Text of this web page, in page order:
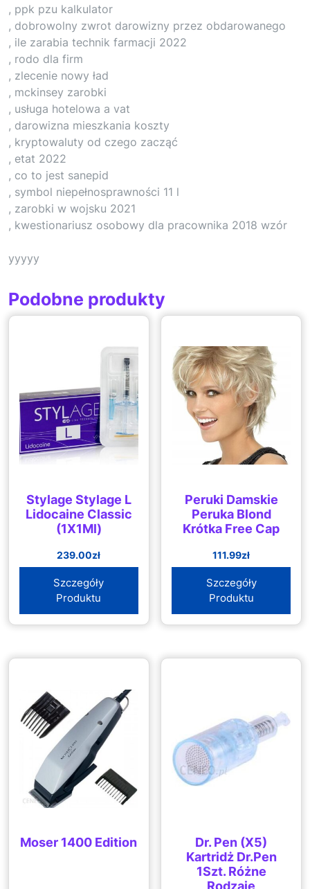
, ppk pzu kalkulator
, dobrowolny zwrot darowizny przez obdarowanego
, ile zarabia technik farmacji 2022
, rodo dla firm
, zlecenie nowy ład
, mckinsey zarobki
, usługa hotelowa a vat
, darowizna mieszkania koszty
, kryptowaluty od czego zacząć
, etat 2022
, co to jest sanepid
, symbol niepełnosprawności 11 l
, zarobki w wojsku 2021
, kwestionariusz osobowy dla pracownika 2018 wzór
yyyyy
Podobne produkty
Stylage Stylage L
Lidocaine Classic
(1X1Ml)
239.00zł
Szczegóły
Produktu
Peruki Damskie
Peruka Blond
Krótka Free Cap
111.99zł
Szczegóły
Produktu
Moser 1400 Edition
Dr. Pen (X5)
Kartridż Dr.Pen
1Szt. Różne